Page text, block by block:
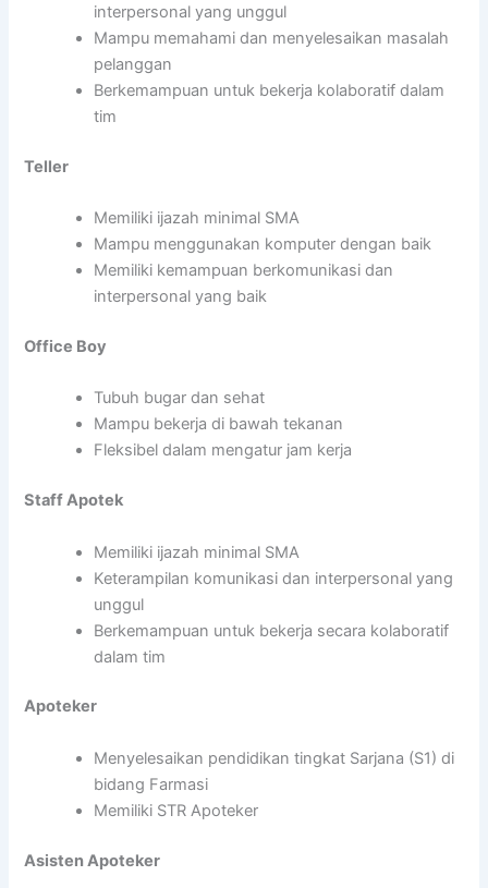
interpersonal yang unggul
Mampu memahami dan menyelesaikan masalah
pelanggan
Berkemampuan untuk bekerja kolaboratif dalam
tim
Teller
Memiliki ijazah minimal SMA
Mampu menggunakan komputer dengan baik
Memiliki kemampuan berkomunikasi dan
interpersonal yang baik
Office Boy
Tubuh bugar dan sehat
Mampu bekerja di bawah tekanan
Fleksibel dalam mengatur jam kerja
Staff Apotek
Memiliki ijazah minimal SMA
Keterampilan komunikasi dan interpersonal yang
unggul
Berkemampuan untuk bekerja secara kolaboratif
dalam tim
Apoteker
Menyelesaikan pendidikan tingkat Sarjana (S1) di
bidang Farmasi
Memiliki STR Apoteker
Asisten Apoteker